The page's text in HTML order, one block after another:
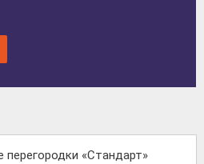
перегородки «Стандарт»